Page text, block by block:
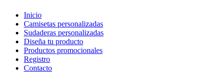
Inicio
Camisetas personalizadas
Sudaderas personalizadas
Diseña tu producto
Productos promocionales
Registro
Contacto